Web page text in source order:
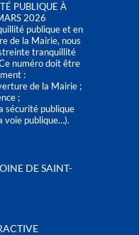
PUBLIQUE À
2026
publique et en
de la Mairie, nous
tranquillité
numéro doit être
:
de la Mairie ;
;
sécurité publique
voie publique…).
DE SAINT-